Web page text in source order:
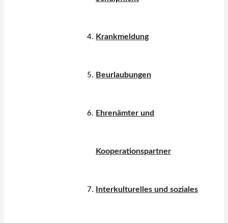
Krankmeldung
Beurlaubungen
Ehrenämter und
Kooperationspartner
Interkulturelles und soziales